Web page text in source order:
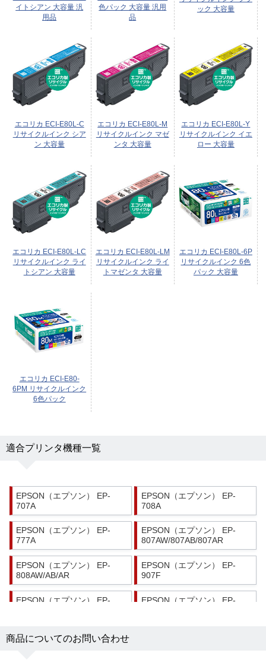
イトシアン 大容量 汎
用品
色パック 大容量 汎用
品
ック 大容量
エコリカ ECI-E80L-C
リサイクルインク シア
ン 大容量
エコリカ ECI-E80L-M
リサイクルインク マゼ
ンタ 大容量
エコリカ ECI-E80L-Y
リサイクルインク イエ
ロー 大容量
エコリカ ECI-E80L-LC
リサイクルインク ライ
トシアン 大容量
エコリカ ECI-E80L-LM
リサイクルインク ライ
トマゼンタ 大容量
エコリカ ECI-E80L-6P
リサイクルインク 6色
パック 大容量
エコリカ ECI-E80-
6PM リサイクルインク
6色パック
適合プリンタ機種一覧
EPSON（エプソン） EP-
707A
EPSON（エプソン） EP-
708A
EPSON（エプソン） EP-
777A
EPSON（エプソン） EP-
807AW/807AB/807AR
EPSON（エプソン） EP-
808AW/AB/AR
EPSON（エプソン） EP-
907F
EPSON（エプソン） EP-
EPSON（エプソン） EP-
EPSON（エプソン） EP-
979A3
商品についてのお問い合わせ